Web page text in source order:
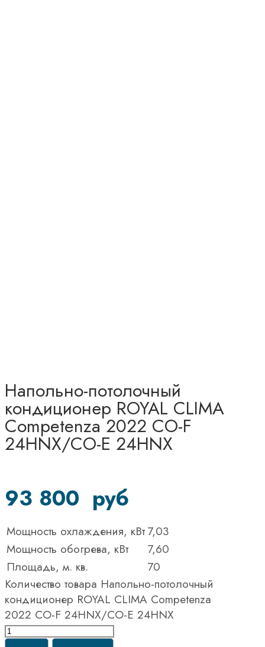
Напольно-потолочный
кондиционер ROYAL CLIMA
Competenza 2022 CO-F
24HNX/CO-E 24HNX
93 800 руб
Мощность охлаждения, кВт7,03
Мощность обогрева, кВт
7,60
Площадь, м. кв.
70
Количество товара Напольно-потолочный
кондиционер ROYAL CLIMA Competenza
2022 CO-F 24HNX/CO-E 24HNX